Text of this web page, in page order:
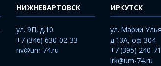
НИЖНЕВАРТОВСК
ул. 9П, д.10
+7 (346) 630-02-33
nv@um-74.ru
ИРКУТСК
ул. Марии
д.13А, оф 304
+7 (395) 240-
irk@um-74.ru